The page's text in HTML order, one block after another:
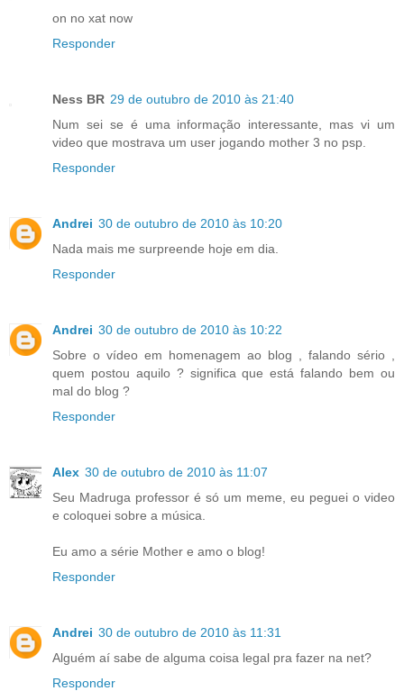
on no xat now
Responder
Ness BR 29 de outubro de 2010 às 21:40
Num sei se é uma informação interessante, mas vi um
video que mostrava um user jogando mother 3 no psp.
Responder
Andrei 30 de outubro de 2010 às 10:20
Nada mais me surpreende hoje em dia.
Responder
Andrei 30 de outubro de 2010 às 10:22
Sobre o vídeo em homenagem ao blog , falando sério ,
quem postou aquilo ? significa que está falando bem ou
mal do blog ?
Responder
Alex 30 de outubro de 2010 às 11:07
Seu Madruga professor é só um meme, eu peguei o video
e coloquei sobre a música.
Eu amo a série Mother e amo o blog!
Responder
Andrei 30 de outubro de 2010 às 11:31
Alguém aí sabe de alguma coisa legal pra fazer na net?
Responder